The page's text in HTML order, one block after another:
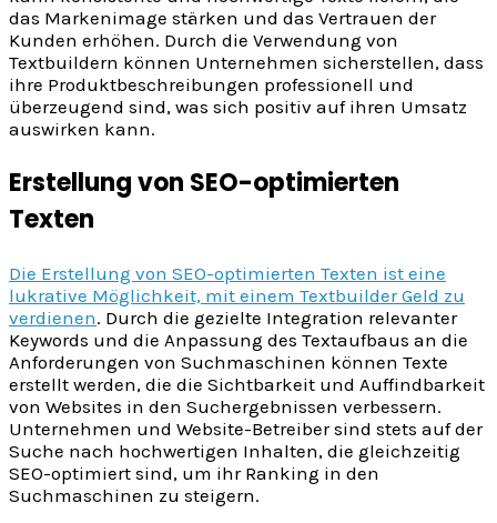
das Markenimage stärken und das Vertrauen der
Kunden erhöhen. Durch die Verwendung von
Textbuildern können Unternehmen sicherstellen, dass
ihre Produktbeschreibungen professionell und
überzeugend sind, was sich positiv auf ihren Umsatz
auswirken kann.
Erstellung von SEO-optimierten
Texten
Die Erstellung von SEO-optimierten Texten ist eine
lukrative Möglichkeit, mit einem Textbuilder Geld zu
verdienen. Durch die gezielte Integration relevanter
Keywords und die Anpassung des Textaufbaus an die
Anforderungen von Suchmaschinen können Texte
erstellt werden, die die Sichtbarkeit und Auffindbarkeit
von Websites in den Suchergebnissen verbessern.
Unternehmen und Website-Betreiber sind stets auf der
Suche nach hochwertigen Inhalten, die gleichzeitig
SEO-optimiert sind, um ihr Ranking in den
Suchmaschinen zu steigern.